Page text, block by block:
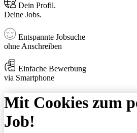
Dein Profil.
Deine Jobs.
Entspannte Jobsuche
ohne Anschreiben
Einfache Bewerbung
via Smartphone
Mit Cookies zum
Job!